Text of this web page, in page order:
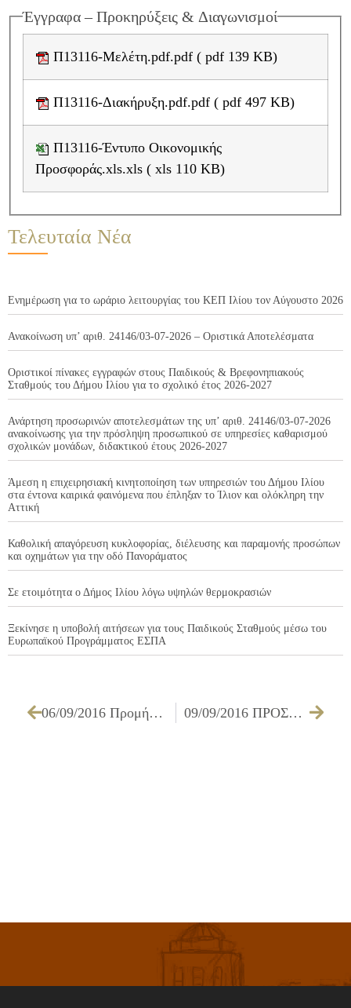
Έγγραφα – Προκηρύξεις & Διαγωνισμοί
Π13116-Μελέτη.pdf.pdf ( pdf 139 KB)
Π13116-Διακήρυξη.pdf.pdf ( pdf 497 KB)
Προσφοράς.xls.xls ( xls 110 KB)
Τελευταία Νέα
Ενημέρωση για το ωράριο λειτουργίας του ΚΕΠ Ιλίου τον Αύγουστο 2026
Ανακοίνωση υπ’ αριθ. 24146/03-07-2026 – Οριστικά Αποτελέσματα
Οριστικοί πίνακες εγγραφών στους Παιδικούς & Βρεφονηπιακούς
Σταθμούς του Δήμου Ιλίου για το σχολικό έτος 2026-2027
Ανάρτηση προσωρινών αποτελεσμάτων της υπ’ αριθ. 24146/03-07-2026
ανακοίνωσης για την πρόσληψη προσωπικού σε υπηρεσίες καθαρισμού
σχολικών μονάδων, διδακτικού έτους 2026-2027
Άμεση η επιχειρησιακή κινητοποίηση των υπηρεσιών του Δήμου Ιλίου
στα έντονα καιρικά φαινόμενα που έπληξαν το Ίλιον και ολόκληρη την
Αττική
Καθολική απαγόρευση κυκλοφορίας, διέλευσης και παραμονής προσώπων
και οχημάτων για την οδό Πανοράματος
Σε ετοιμότητα ο Δήμος Ιλίου λόγω υψηλών θερμοκρασιών
Ξεκίνησε η υποβολή αιτήσεων για τους Παιδικούς Σταθμούς μέσω του
Ευρωπαϊκού Προγράμματος ΕΣΠΑ
06/09/2016 Προμήθεια φαρμακευτικού και υγειονομικού υλικού, για τις ανάγκες των Υπηρεσιών του Δήμου Ιλίου, έτους 2016 09/09/2016 ΠΡΟΣΚΛΗΣΗ ΤΩΝ ΜΕΛΩΝ ΔΗΜΟΤΙΚΟΥ ΣΥΜΒΟΥΛΙΟΥ ΓΙΑ ΤΗΝ 15/09/2016 – ΕΙΔΙΚΗ ΣΥΝ.